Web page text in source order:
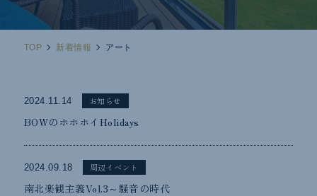
TOP 新着情報 アート
2024.11.14 お知らせ
BOWのホホホイHolidays
2024.09.18 周辺イベント
南北楽観主義Vol.3～騒音の時代